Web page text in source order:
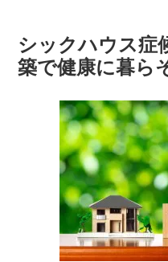
シックハウス症
築で健康に暮ら